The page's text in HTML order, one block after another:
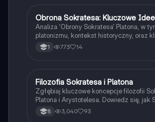
zainteresowanych myślą Platona.
Język polski
Obrona Sokratesa: Kluczowe Idee
Analiza 'Obrony Sokratesa' Platona, w
platonizmu, kontekst historyczny, oraz
mowy obrończe Sokratesa. Zrozumienie
filozoficznych podstaw i znaczenia
1 773 14
Filozofia
Filozofia Sokratesa i Platona
Zgłębiaj kluczowe koncepcje filozofii
Platona i Arystotelesa. Dowiedz się, jak
definiował prawdziwą wiedzę, jak Platon
świat idei oraz jak Arystoteles
8 3,040 93